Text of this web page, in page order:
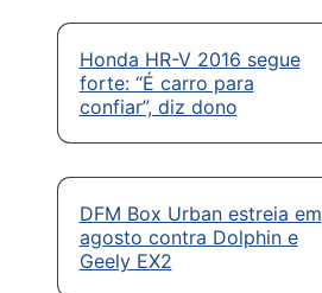
Honda HR-V 2016 segue
forte: “É carro para
confiar”, diz dono
DFM Box Urban estreia em
agosto contra Dolphin e
Geely EX2